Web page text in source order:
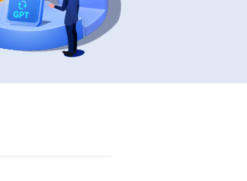
de Windows.
Video Editor
Editor de videos intuitivo.
Video Downloader
EaseUS VoiceWave